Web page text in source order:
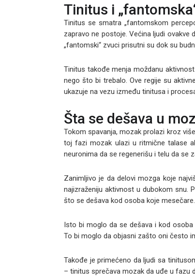
Tinitus i
Tinitus se smatra „fantomskom
zapravo ne postoje. Većina ljudi
„fantomski“ zvuci prisutni su dok su
Tinitus takođe menja moždanu
nego što bi trebalo. Ove regije su
ukazuje na vezu između tinitusa i
Šta se dešava u
Tokom spavanja, mozak prolazi kroz
toj fazi mozak ulazi u ritmične talase
neuronima da se regenerišu i telu da se
Zanimljivo je da delovi mozga koje
najizraženiju aktivnost u dubokom snu.
što se dešava kod osoba koje mesečare.
Isto bi moglo da se dešava i kod
To bi moglo da objasni zašto oni često
Takođe je primećeno da ljudi sa
– tinitus sprečava mozak da uđe u fazu